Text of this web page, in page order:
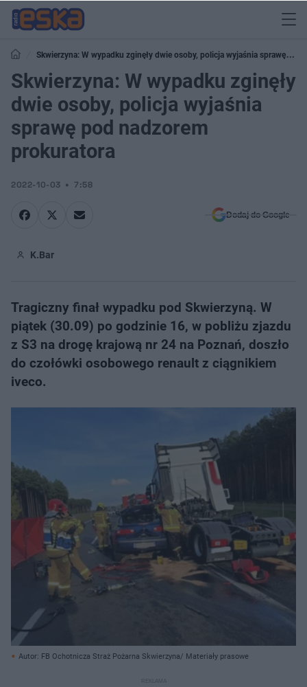
Skwierzyna: W wypadku zginęły dwie osoby, policja wyjaśnia sprawę pod
nadzorem prokuratora
Skwierzyna: W wypadku zginęły
dwie osoby, policja wyjaśnia
sprawę pod nadzorem
prokuratora
2022-10-03 7:58
Dodaj do Google
K.Bar
Tragiczny finał wypadku pod Skwierzyną. W
piątek (30.09) po godzinie 16, w pobliżu zjazdu
z S3 na drogę krajową nr 24 na Poznań, doszło
do czołówki osobowego renault z ciągnikiem
iveco.
Autor: FB Ochotnicza Straż Pożarna Skwierzyna/ Materiały prasowe